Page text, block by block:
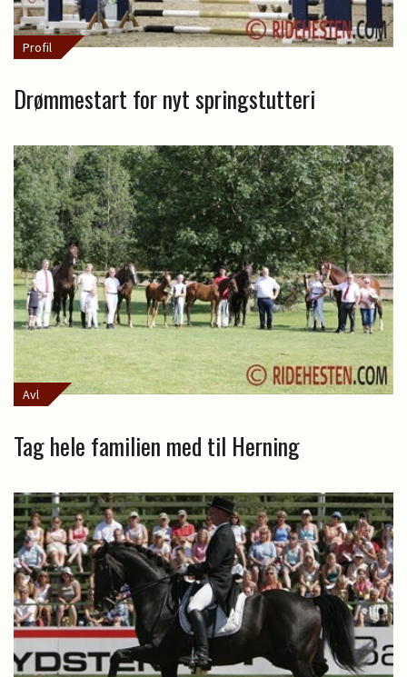
Profil
Drømmestart for nyt springstutteri
Avl
Tag hele familien med til Herning